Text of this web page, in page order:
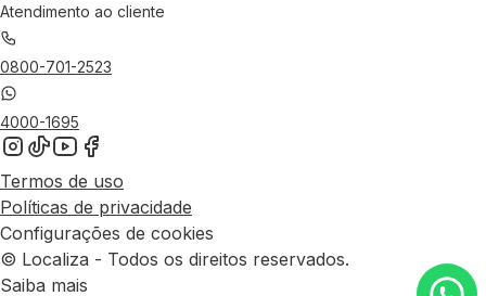
Atendimento ao cliente
0800-701-2523
4000-1695
Termos de uso
Políticas de privacidade
Configurações de cookies
© Localiza - Todos os direitos reservados.
Saiba mais